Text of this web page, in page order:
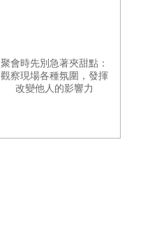
聚會時先別急著夾甜點：
觀察現場各種氛圍，發揮
改變他人的影響力